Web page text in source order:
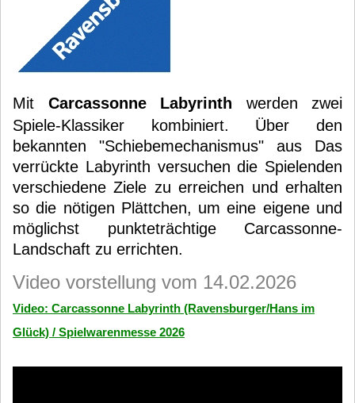
Mit Carcassonne Labyrinth werden zwei
Spiele-Klassiker kombiniert. Über den
bekannten "Schiebemechanismus" aus Das
verrückte Labyrinth versuchen die Spielenden
verschiedene Ziele zu erreichen und erhalten
so die nötigen Plättchen, um eine eigene und
möglichst punkteträchtige Carcassonne-
Landschaft zu errichten.
Video vorstellung vom 14.02.2026
Video: Carcassonne Labyrinth (Ravensburger/Hans im
Glück) / Spielwarenmesse 2026